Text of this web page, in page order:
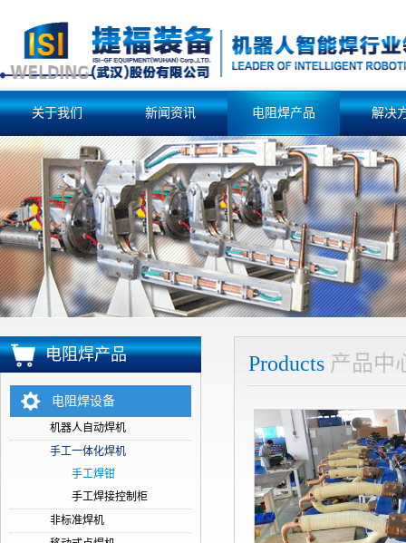
关于我们 新闻资讯 电阻焊产品 解决
电阻焊产品
电阻焊设备
机器人自动焊机
手工一体化焊机
手工焊钳
手工焊接控制柜
非标准焊机
Products 产品中